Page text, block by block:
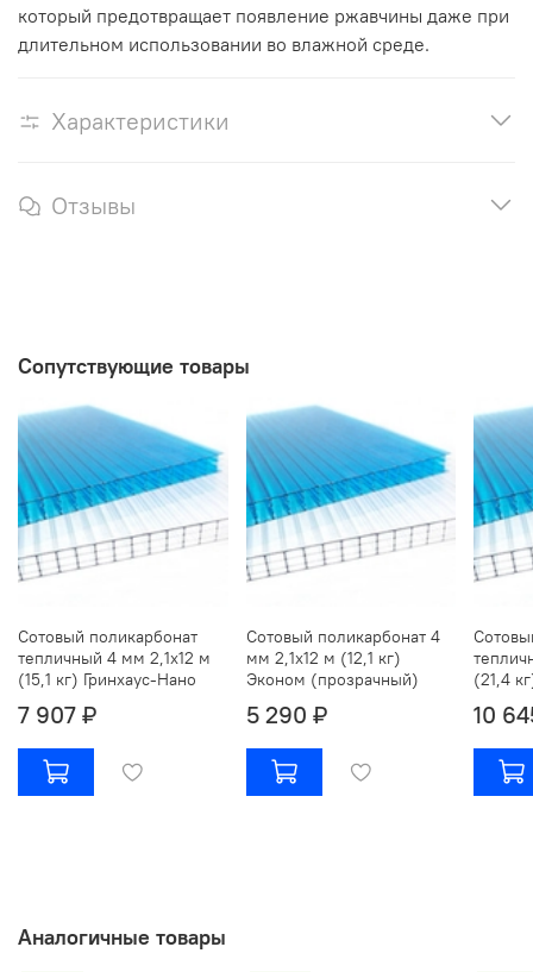
который предотвращает появление ржавчины даже при
длительном использовании во влажной среде.
Характеристики
Отзывы
Сопутствующие товары
Сотовый поликарбонат
тепличный 4 мм 2,1х12 м
(15,1 кг) Гринхаус-Нано
7 907 ₽
Сотовый поликарбонат 4
мм 2,1х12 м (12,1 кг)
Эконом (прозрачный)
5 290 ₽
(21,4
10
Аналогичные товары